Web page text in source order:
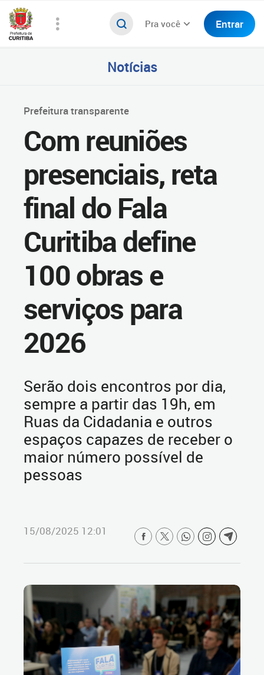
Pra você Entrar
Notícias
Prefeitura transparente
Com reuniões
presenciais, reta
final do Fala
Curitiba define
100 obras e
serviços para
2026
Serão dois encontros por dia,
sempre a partir das 19h, em
Ruas da Cidadania e outros
espaços capazes de receber o
maior número possível de
pessoas
15/08/2025 12:01